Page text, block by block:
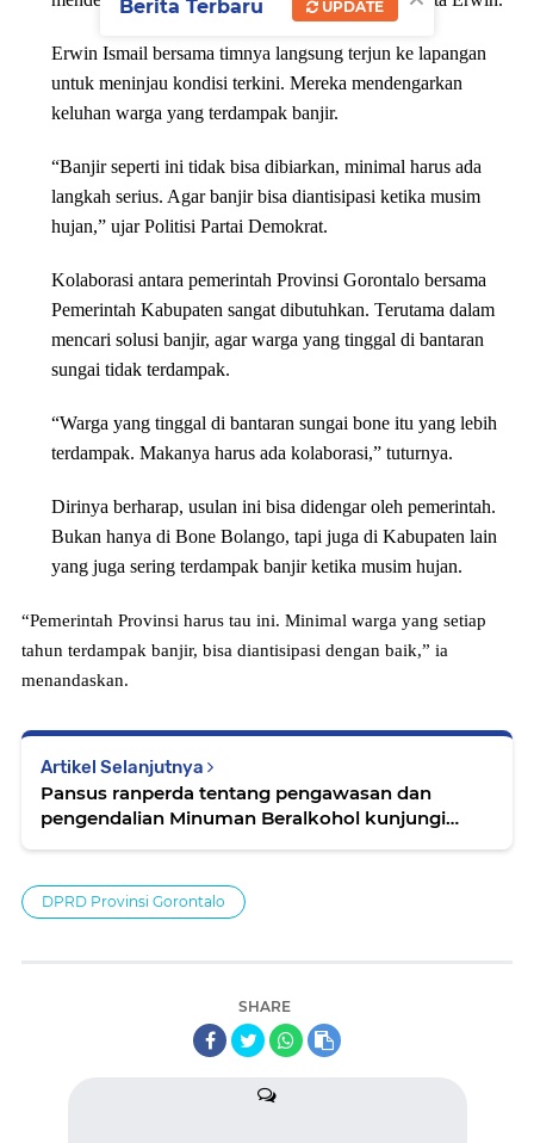
Erwin Ismail bersama timnya langsung terjun ke lapangan
untuk meninjau kondisi terkini. Mereka mendengarkan
keluhan warga yang terdampak banjir.
“Banjir seperti ini tidak bisa dibiarkan, minimal harus ada
langkah serius. Agar banjir bisa diantisipasi ketika musim
hujan,” ujar Politisi Partai Demokrat.
Kolaborasi antara pemerintah Provinsi Gorontalo bersama
Pemerintah Kabupaten sangat dibutuhkan. Terutama dalam
mencari solusi banjir, agar warga yang tinggal di bantaran
sungai tidak terdampak.
“Warga yang tinggal di bantaran sungai bone itu yang lebih
terdampak. Makanya harus ada kolaborasi,” tuturnya.
Dirinya berharap, usulan ini bisa didengar oleh pemerintah.
Bukan hanya di Bone Bolango, tapi juga di Kabupaten lain
yang juga sering terdampak banjir ketika musim hujan.
“Pemerintah Provinsi harus tau ini. Minimal warga yang setiap
tahun terdampak banjir, bisa diantisipasi dengan baik,” ia
menandaskan.
Artikel Selanjutnya
Pansus ranperda tentang pengawasan dan
pengendalian Minuman Beralkohol kunjungi
DPRD Provinsi Gorontalo
SHARE
Berita Terbaru UPDATE